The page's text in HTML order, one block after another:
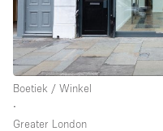
Boetiek / Winkel
∙
Greater London